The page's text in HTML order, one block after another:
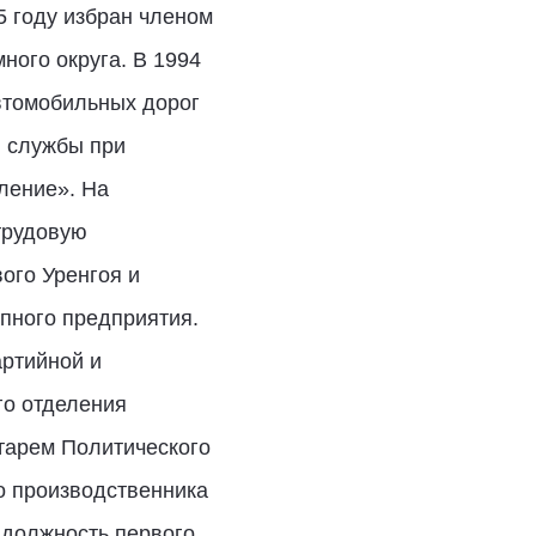
году избран членом
округа. В 1994
дорог
службы при
На
Уренгоя и
предприятия.
и
отделения
Политического